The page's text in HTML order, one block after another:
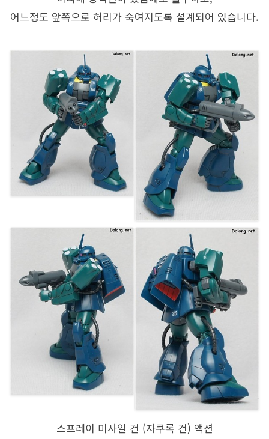
어느정도 앞쪽으로 허리가 숙여지도록 설계되어 있습니다.
스프레이 미사일 건 (자쿠록 건) 액션